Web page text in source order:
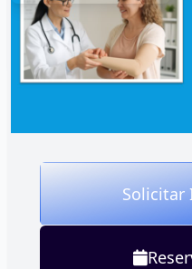
Seguimiento
personalizado
postquirúrgico
Solicitar